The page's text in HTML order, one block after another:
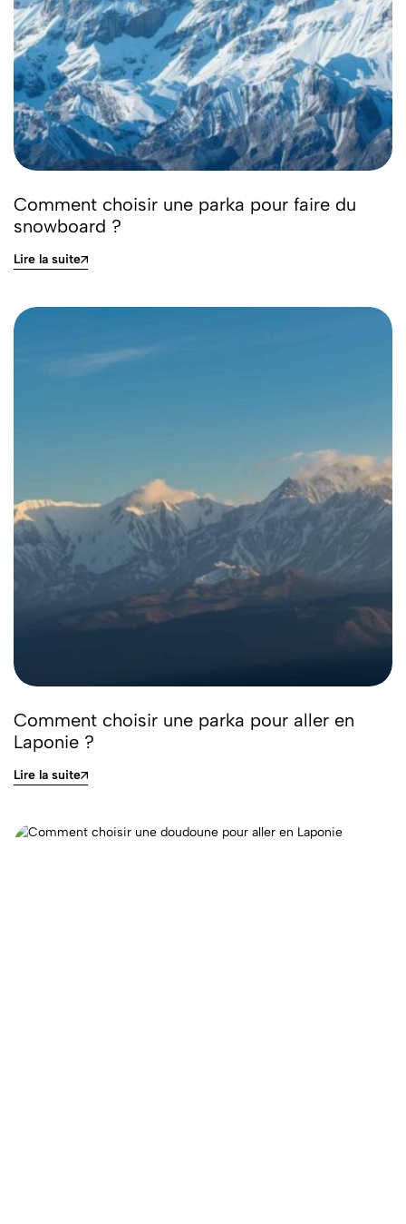
Comment choisir une parka pour faire du
snowboard ?
Lire la suite
Comment choisir une parka pour aller en
Laponie ?
Lire la suite